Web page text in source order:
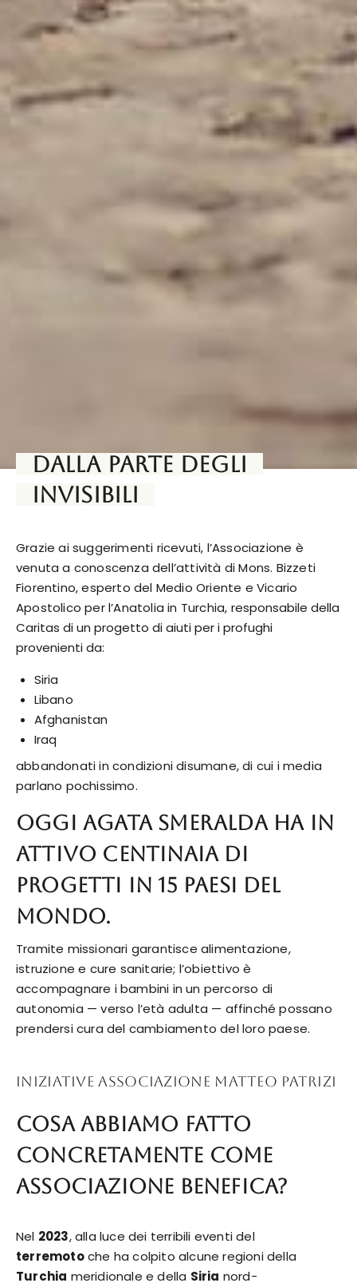
Dalla parte degli
invisibili
Grazie ai suggerimenti ricevuti, l’Associazione è
venuta a conoscenza dell’attività di Mons. Bizzeti
Fiorentino, esperto del Medio Oriente e Vicario
Apostolico per l’Anatolia in Turchia, responsabile della
Caritas di un progetto di aiuti per i profughi
provenienti da:
Siria
Libano
Afghanistan
Iraq
abbandonati in condizioni disumane, di cui i media
parlano pochissimo.
Oggi Agata Smeralda ha in
attivo centinaia di
progetti in 15 paesi del
mondo.
Tramite missionari garantisce alimentazione,
istruzione e cure sanitarie; l’obiettivo è
accompagnare i bambini in un percorso di
autonomia — verso l’età adulta — affinché possano
prendersi cura del cambiamento del loro paese.
INIZIATIVE ASSOCIAZIONE MATTEO PATRIZI
Cosa abbiamo fatto
concretamente come
associazione benefica?
Nel 2023, alla luce dei terribili eventi del
terremotoche ha colpito alcune regioni della
Turchia meridionale e della Siria nord-